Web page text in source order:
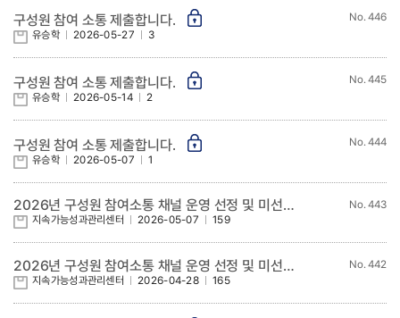
446
구성원 참여 소통 제출합니다.
유승학 2026-05-27 3
445
구성원 참여 소통 제출합니다.
유승학 2026-05-14 2
444
구성원 참여 소통 제출합니다.
유승학 2026-05-07 1
443
2026년 구성원 참여소통 채널 운영 선정 및 미선정 과제 현황 알림(5차)
지속가능성과관리센터 2026-05-07 159
442
2026년 구성원 참여소통 채널 운영 선정 및 미선정 과제 현황 알림(4차)
지속가능성과관리센터 2026-04-28 165